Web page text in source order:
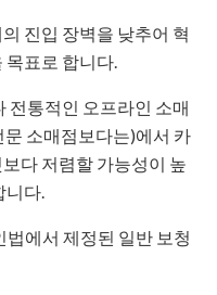
진입 장벽을 낮추어 혁
목표로 합니다.
전통적인 오프라인 소매
소매점보다는)에서 카
다 저렴할 가능성이 높
니다.
에서 제정된 일반 보청